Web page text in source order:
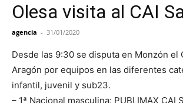
Olesa visita al CAI
agencia - 31/01/2020
Desde las 9:30 se disputa en Monzón el
Aragón por equipos en las diferentes
infantil, juvenil y sub23.
– 1ª Nacional masculina: PUBLIMAX CAI